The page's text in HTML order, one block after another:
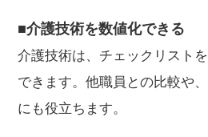
■介護技術を数値化できる
介護技術は、チェックリスト
できます。他職員との比較や
にも役立ちます。